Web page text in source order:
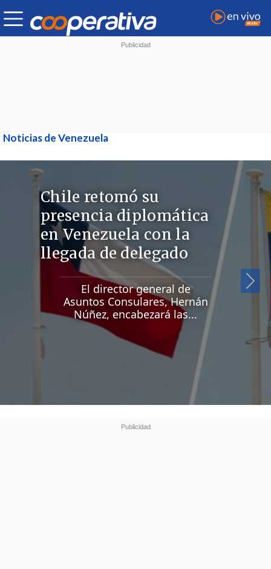
Noticias de Venezuela
Chile retomó su
presencia diplomática
en Venezuela con la
llegada de delegado
El director general de
Asuntos Consulares, Hernán
Núñez, encabezará las...